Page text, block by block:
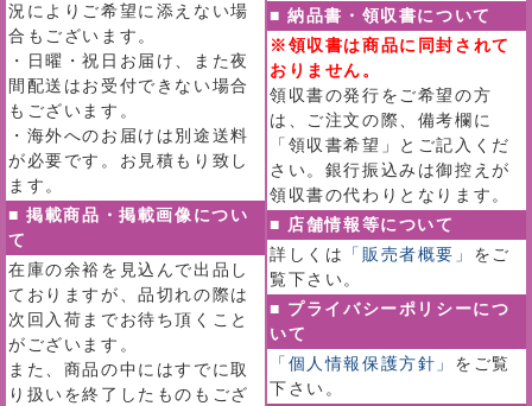
況によりご希望に添えない場
合もございます。
・日曜・祝日お届け、また夜
間配送はお受付できない場合
もございます。
・海外へのお届けは別途送料
が必要です。お見積もり致し
ます。
■ 掲載商品・掲載画像につい
て
在庫の余裕を見込んで出品し
ておりますが、品切れの際は
次回入荷までお待ち頂くこと
がございます。
また、商品の中にはすでに取
り扱いを終了したものもござ
■ 納品書・領収書について
※領収書は商品に同封されて
おりません。
領収書の発行をご希望の方
は、ご注文の際、備考欄に
「領収書希望」とご記入くだ
さい。銀行振込みは御控えが
領収書の代わりとなります。
■ 店舗情報等について
詳しくは
「販売者概要」 をご
覧下さい。
■ プライバシーポリシーにつ
いて
「個人情報保護方針」 をご覧
下さい。